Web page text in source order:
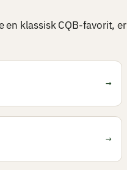
klassisk CQB-
→
→